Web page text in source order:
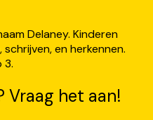
Vraag het aan!